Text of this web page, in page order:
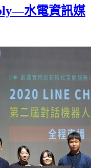
水電資訊媒